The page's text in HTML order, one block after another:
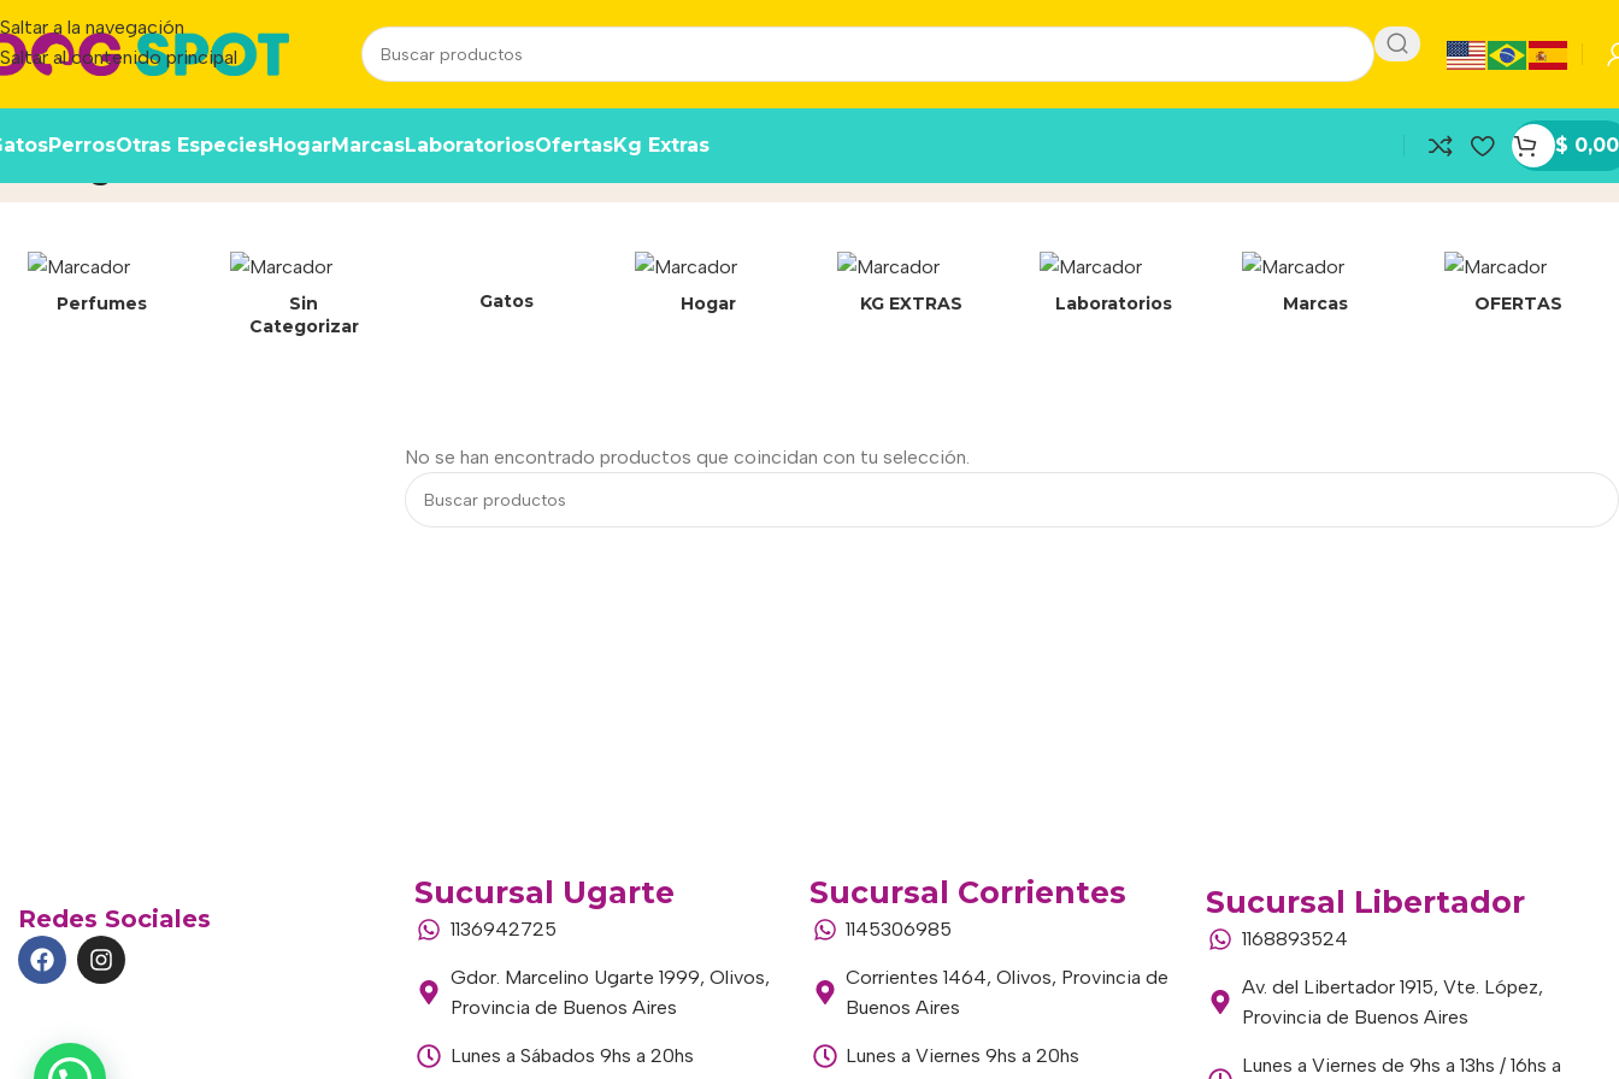
Saltar a la navegación
Saltar al contenido principal
PerrosOtras EspeciesHogarMarcasLaboratoriosOfertasKg Extras $ 0,00
Konig SERENEX
Perfumes
Sin
Categorizar
Gatos Hogar KG EXTRAS Laboratorios Marcas OFERTAS
No se han encontrado productos que coincidan con tu selección.
Redes Sociales
Sucursal Ugarte
1136942725
Gdor. Marcelino Ugarte 1999, Olivos,
Provincia de Buenos Aires
Lunes a Sábados 9hs a 20hs
Sucursal Corrientes
1145306985
Corrientes 1464, Olivos, Provincia de
Buenos Aires
Lunes a Viernes 9hs a 20hs
Sucursal Libertador
1168893524
Av. del Libertador 1915, Vte. López,
Provincia de Buenos Aires
Lunes a Viernes de 9hs a 13hs / 16hs a